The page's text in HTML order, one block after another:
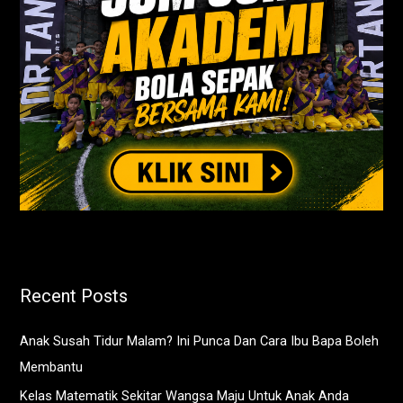
Recent Posts
Anak Susah Tidur Malam? Ini Punca Dan Cara Ibu Bapa Boleh
Membantu
Kelas Matematik Sekitar Wangsa Maju Untuk Anak Anda